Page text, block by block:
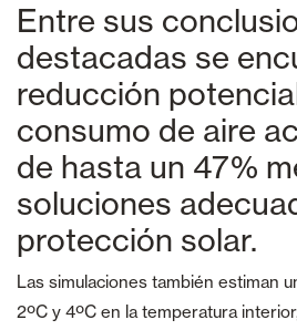
Entre sus
destacadas se
reducción
consumo de aire
de hasta un 47%
soluciones
protección solar.
Las simulaciones también estiman
2ºC y 4ºC en la temperatura